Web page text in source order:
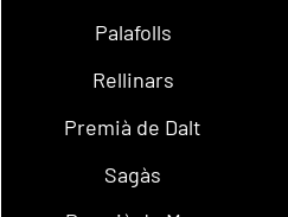
Palafolls
Rellinars
Premià de Dalt
Sagàs